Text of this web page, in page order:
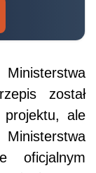
został
projektu, ale
oficjalnym